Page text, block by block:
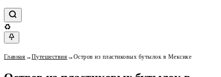
♻
Главная →Путешествия →Остров из пластиковых бутылок в Мексике